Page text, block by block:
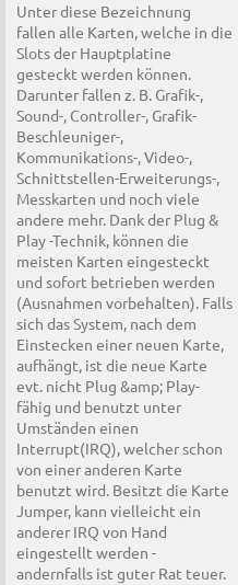
Unter diese Bezeichnung
fallen alle Karten, welche in die
Slots der Hauptplatine
gesteckt werden können.
Darunter fallen z. B. Grafik-,
Sound-, Controller-, Grafik-
Beschleuniger-,
Kommunikations-, Video-,
Schnittstellen-Erweiterungs-,
Messkarten und noch viele
andere mehr. Dank der Plug &
Play -Technik, können die
meisten Karten eingesteckt
und sofort betrieben werden
(Ausnahmen vorbehalten). Falls
sich das System, nach dem
Einstecken einer neuen Karte,
aufhängt, ist die neue Karte
evt. nicht Plug &amp; Play-
fähig und benutzt unter
Umständen einen
Interrupt(IRQ), welcher schon
von einer anderen Karte
benutzt wird. Besitzt die Karte
Jumper, kann vielleicht ein
anderer IRQ von Hand
eingestellt werden -
andernfalls ist guter Rat teuer.